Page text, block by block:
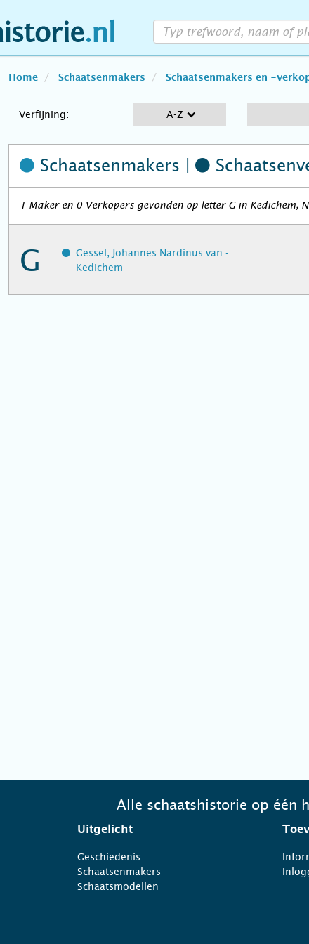
Home Schaatsenmakers Schaatsenmakers en -
Verfijning: A-Z
Schaatsenmakers |
1 Maker en 0 Verkopers gevonden op letter G in Kedichem,
G
Gessel, Johannes Nardinus van -
Kedichem
Alle schaatshistorie op één
Uitgelicht
Geschiedenis
Schaatsenmakers
Schaatsmodellen